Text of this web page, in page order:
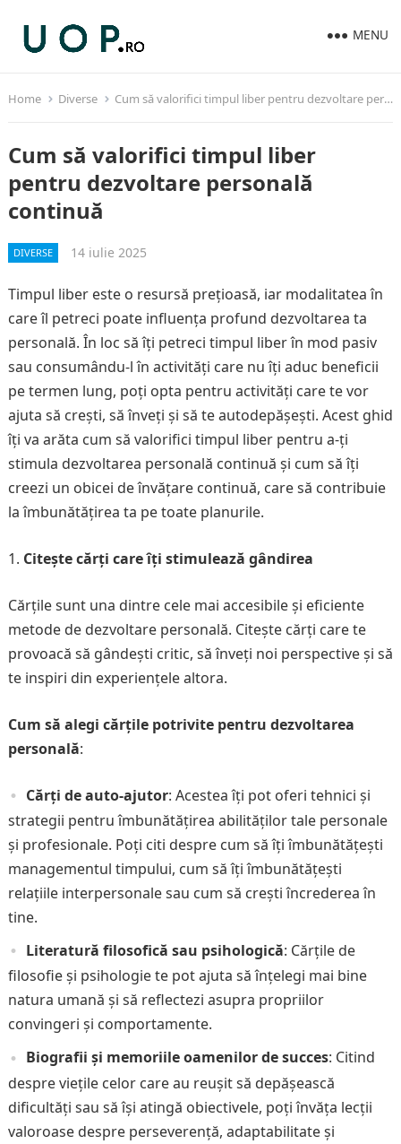
MENU
Home Diverse Cum să valorifici timpul liber pentru dezvoltare personală continuă
Cum să valorifici timpul liber
pentru dezvoltare personală
continuă
DIVERSE 14 iulie 2025
Timpul liber este o resursă prețioasă, iar modalitatea în
care îl petreci poate influența profund dezvoltarea ta
personală. În loc să îți petreci timpul liber în mod pasiv
sau consumându-l în activități care nu îți aduc beneficii
pe termen lung, poți opta pentru activități care te vor
ajuta să crești, să înveți și să te autodepășești. Acest ghid
îți va arăta cum să valorifici timpul liber pentru a-ți
stimula dezvoltarea personală continuă și cum să îți
creezi un obicei de învățare continuă, care să contribuie
la îmbunătățirea ta pe toate planurile.
Citește cărți care îți stimulează gândirea
Cărțile sunt una dintre cele mai accesibile și eficiente
metode de dezvoltare personală. Citește cărți care te
provoacă să gândești critic, să înveți noi perspective și să
te inspiri din experiențele altora.
Cum să alegi cărțile potrivite pentru dezvoltarea
personală:
Cărți de auto-ajutor: Acestea îți pot oferi tehnici și
strategii pentru îmbunătățirea abilităților tale personale
și profesionale. Poți citi despre cum să îți îmbunătățești
managementul timpului, cum să îți îmbunătățești
relațiile interpersonale sau cum să crești încrederea în
tine.
Literatură filosofică sau psihologică: Cărțile de
filosofie și psihologie te pot ajuta să înțelegi mai bine
natura umană și să reflectezi asupra propriilor
convingeri și comportamente.
Biografii și memoriile oamenilor de succes: Citind
despre viețile celor care au reușit să depășească
dificultăți sau să își atingă obiectivele, poți învăța lecții
valoroase despre perseverență, adaptabilitate și